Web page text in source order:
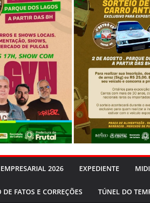
2026 EXPEDIENTE
FATOS E CORREÇÕES TÚNEL DO